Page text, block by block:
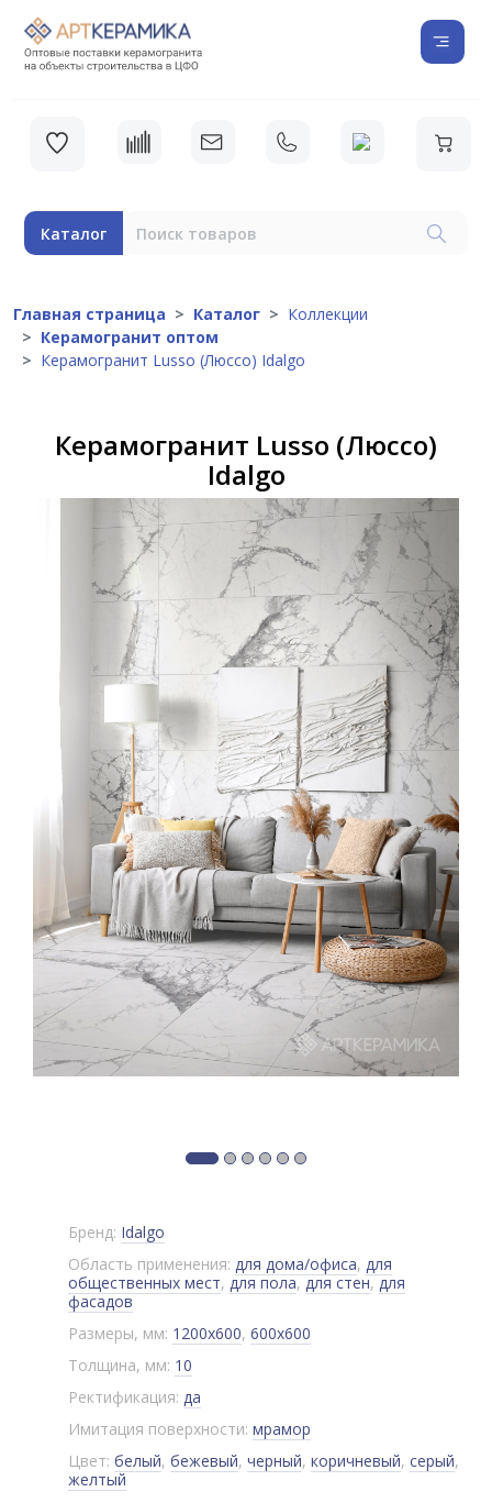
Каталог
Главная страница Каталог
Коллекции
Керамогранит оптом
Керамогранит Lusso (Люссо) Idalgo
Керамогранит Lusso (Люссо)
Idalgo
Бренд: Idalgo
Область применения: для дома/офиса, для
общественных мест, для пола, для стен, для
фасадов
Размеры, мм: 1200x600, 600x600
Толщина, мм: 10
Ректификация: да
Имитация поверхности: мрамор
Цвет: белый, бежевый, черный, коричневый, серый,
желтый